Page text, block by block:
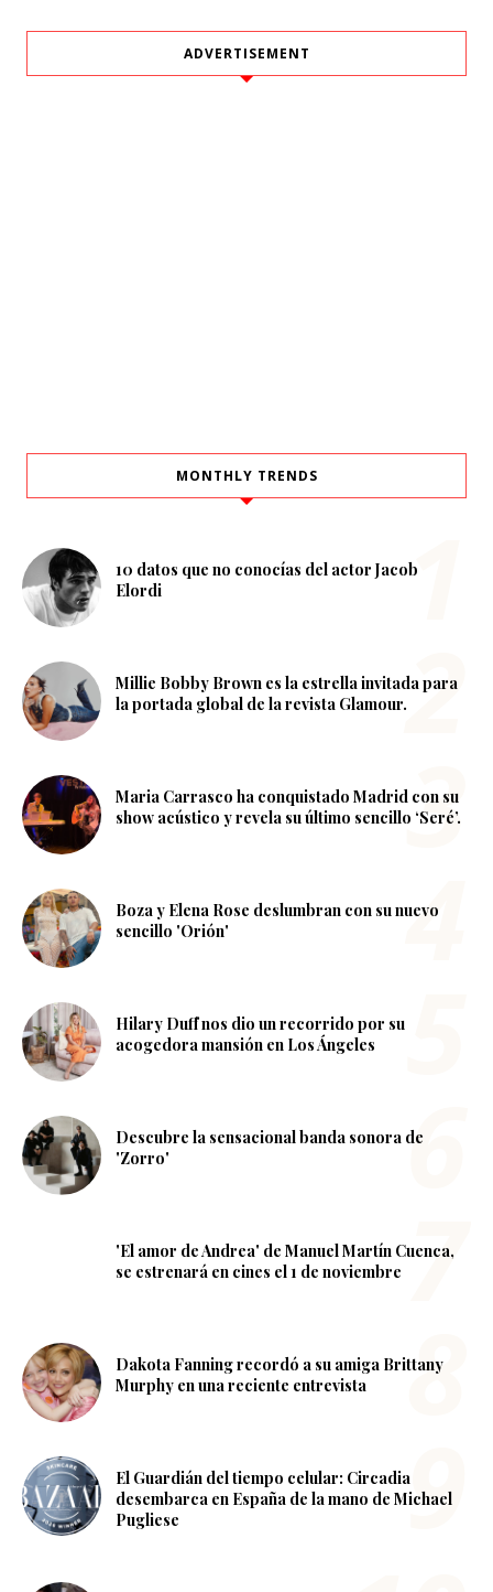
ADVERTISEMENT
MONTHLY TRENDS
10 datos que no conocías del actor Jacob
Elordi
Millie Bobby Brown es la estrella invitada para
la portada global de la revista Glamour.
Maria Carrasco ha conquistado Madrid con su
show acústico y revela su último sencillo ‘Seré’.
Boza y Elena Rose deslumbran con su nuevo
sencillo 'Orión'
Hilary Duff nos dio un recorrido por su
acogedora mansión en Los Ángeles
Descubre la sensacional banda sonora de
'Zorro'
'El amor de Andrea' de Manuel Martín Cuenca,
se estrenará en cines el 1 de noviembre
Dakota Fanning recordó a su amiga Brittany
Murphy en una reciente entrevista
El Guardián del tiempo celular: Circadia
desembarca en España de la mano de Michael
Pugliese